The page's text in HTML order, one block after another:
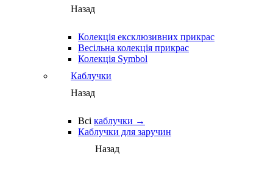
Назад
Колекція ексклюзивних прикрас
Весільна колекція прикрас
Колекція Symbol
Каблучки
Назад
Всі каблучки →
Каблучки для заручин
Назад